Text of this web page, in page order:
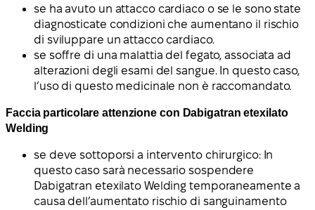
se ha avuto un attacco cardiaco o se le sono state
diagnosticate condizioni che aumentano il rischio
di sviluppare un attacco cardiaco.
se soffre di una malattia del fegato, associata ad
alterazioni degli esami del sangue. In questo caso,
l’uso di questo medicinale non è raccomandato.
Faccia particolare attenzione con Dabigatran etexilato
Welding
se deve sottoporsi a intervento chirurgico: In
questo caso sarà necessario sospendere
Dabigatran etexilato Welding temporaneamente a
causa dell’aumentato rischio di sanguinamento